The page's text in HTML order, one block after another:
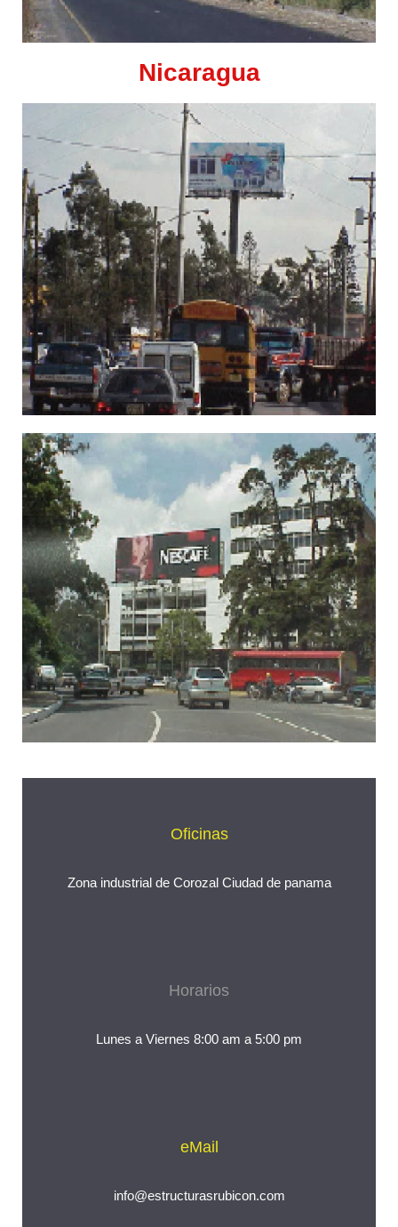
Nicaragua
Oficinas
Zona industrial de Corozal Ciudad de panama
Horarios
Lunes a Viernes 8:00 am a 5:00 pm
eMail
info@estructurasrubicon.com